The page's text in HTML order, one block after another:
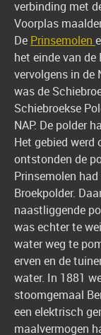
verbinding met
Voorplas
De Prinsemolen
het einde van
vervolgens in de
was de
Schiebroekse
NAP. De polder
Het gebied werd
ontstonden de
Prinsemolen
Broekpolder.
naastliggende
was echter te
water weg te
erven en de
water. In 1881
stoomgemaal
een elektrisch
maalvermogen